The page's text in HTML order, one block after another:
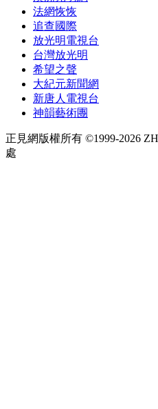
法網恢恢
追查國際
放光明電視台
台灣放光明
希望之聲
大紀元新聞網
新唐人電視台
神韻藝術團
正見網版權所有 ©1999-2026
處